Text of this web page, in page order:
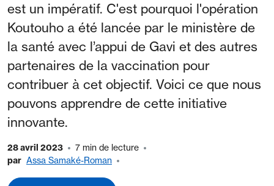
est un impératif. C'est pourquoi l'opération
Koutouho a été lancée par le ministère de
la santé avec l’appui de Gavi et des autres
partenaires de la vaccination pour
contribuer à cet objectif. Voici ce que nous
pouvons apprendre de cette initiative
innovante.
28 avril 2023
7 min de lecture
par Assa Samaké-Roman